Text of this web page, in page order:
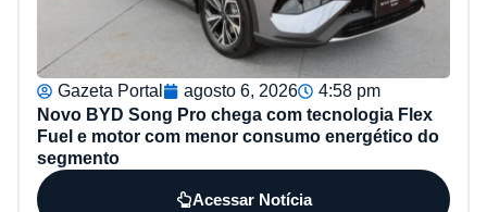
Gazeta Portal agosto 6, 2026
4:58 pm
Novo BYD Song Pro chega com tecnologia Flex
Fuel e motor com menor consumo energético do
segmento
Acessar Notícia